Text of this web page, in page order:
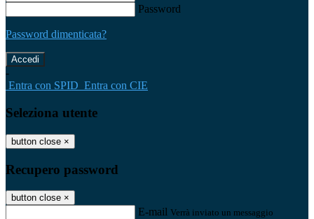
Password
Password dimenticata?
-
Entra con SPID Entra con CIE
Seleziona utente
button close ×
Recupero password
button close ×
E-mail Verrà inviato un messaggio